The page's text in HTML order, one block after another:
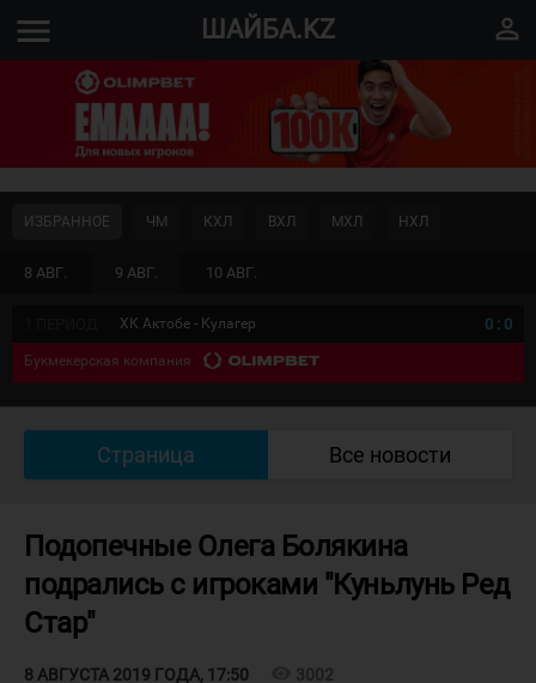
menu ШАЙБА.KZ perm_identity
8 АВГ. 9 АВГ. 10 АВГ.
ИЗБРАННОЕ ЧМ КХЛ ВХЛ МХЛ НХЛ
ХК Актобе - Кулагер 0 : 0
Букмекерская компания
Страница Все новости
Подопечные Олега Болякина
подрались с игроками "Куньлунь Ред
Стар"
8 АВГУСТА 2019 ГОДА, 17:50 3002